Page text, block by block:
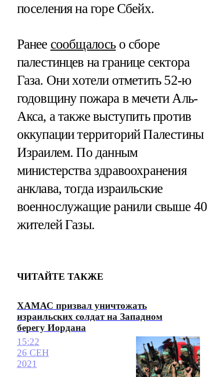
поселения на горе Сбейх.
Ранее сообщалосьо сборе
палестинцев на границе сектора
Газа. Они хотели отметить 52-ю
годовщину пожара в мечети Аль-
Акса, а также выступить против
оккупации территорий Палестины
Израилем. По данным
министерства здравоохранения
анклава, тогда израильские
военнослужащие ранили свыше 40
жителей Газы.
ЧИТАЙТЕ ТАКЖЕ
ХАМАС призвал уничтожать
израильских солдат на Западном
берегу Иордана
15:22
26 СЕН
2021